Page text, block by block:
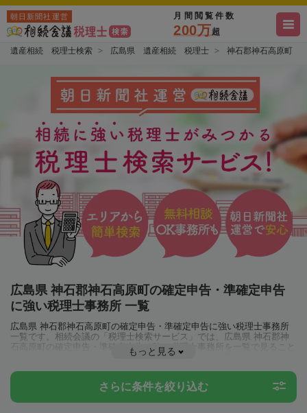
朝日新聞社運営 月間閲覧件数
200万超
遺産相続 税理士検索 広島県 遺産相続 税理士 神石郡神石高原町
広島県 神石郡神石高原町の確定申告・準確定申告
に強い税理士事務所 一覧
広島県 神石郡神石高原町の確定申告・準確定申告に強い税理士事務所
一覧です。相続会議の「税理士検索サービス」では、広島県 神石郡神
石高原町の確定申告・準確定申告に強い税理士事務所を一覧で見ること
が出来ます。相続に関する税金や特例制度のことは一度近隣の税理士に
もっと見る
さらに条件を絞り込む